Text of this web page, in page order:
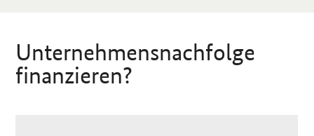
Unternehmensnachfolge
finanzieren?